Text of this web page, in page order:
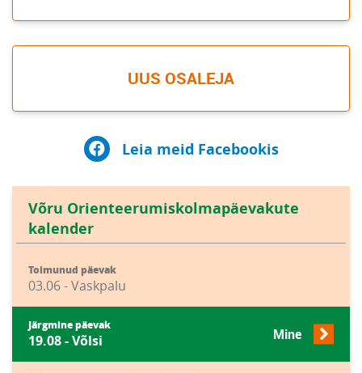
UUS OSALEJA
Leia meid Facebookis
Võru Orienteerumiskolmapäevakute
kalender
Toimunud päevak
03.06 - Vaskpalu
Järgmine päevak
19.08 - Võlsi Mine